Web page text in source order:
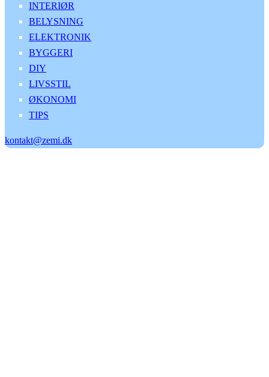
INTERIØR
BELYSNING
ELEKTRONIK
BYGGERI
DIY
LIVSSTIL
ØKONOMI
TIPS
kontakt@zemi.dk